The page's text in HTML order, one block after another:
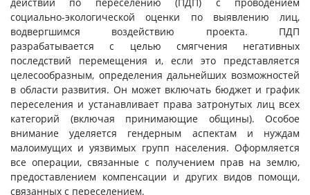
социально-экологической оценки по выявлению лиц,
водвергшимся воздействию проекта. ПДП
разрабатывается с целью смягчения негативных
последствий перемещения и, если это представляется
целесообразным, определения дальнейших возможностей
в области развития. Он может включать бюджет и график
переселения и устанавливает права затронутых лиц всех
категорий (включая принимающие общины). Особое
внимание уделяется гендерным аспектам и нуждам
малоимущих и уязвимых групп населения. Оформляется
все операции, связанные с получением прав на землю,
предоставлением компенсации и других видов помощи,
связанных с переселением.